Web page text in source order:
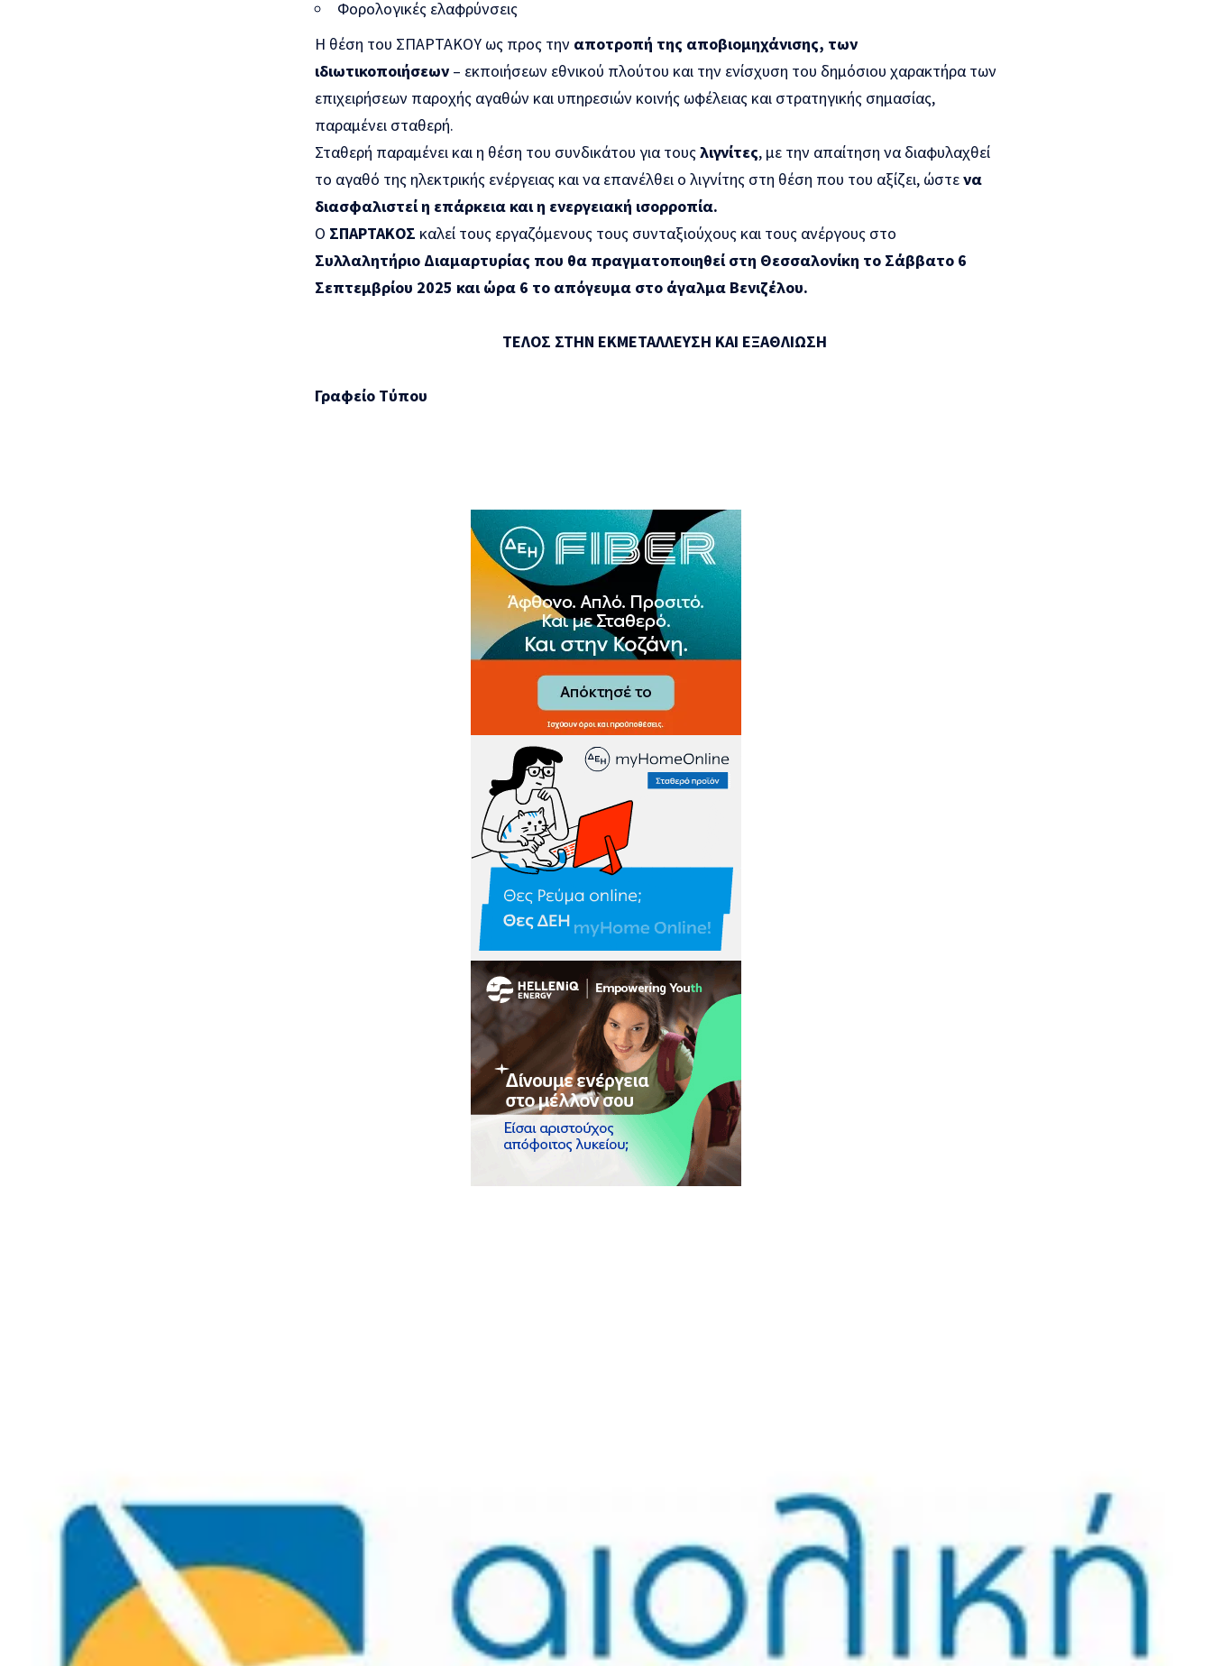
Φορολογικές ελαφρύνσεις
Η θέση του ΣΠΑΡΤΑΚΟΥ ως προς την αποτροπή της αποβιομηχάνισης, των
ιδιωτικοποιήσεων– εκποιήσεων εθνικού πλούτου και την ενίσχυση του δημόσιου χαρακτήρα των
επιχειρήσεων παροχής αγαθών και υπηρεσιών κοινής ωφέλειας και στρατηγικής σημασίας,
παραμένει σταθερή.
Σταθερή παραμένει και η θέση του συνδικάτου για τουςλιγνίτες, με την απαίτηση να διαφυλαχθεί
το αγαθό της ηλεκτρικής ενέργειας και να επανέλθει ο λιγνίτης στη θέση που του αξίζει, ώστενα
διασφαλιστεί η επάρκεια και η ενεργειακή ισορροπία.
O ΣΠΑΡΤΑΚΟΣ καλεί τους εργαζόμενους τους συνταξιούχους και τους ανέργους στο
Συλλαλητήριο Διαμαρτυρίας που θα πραγματοποιηθεί στη Θεσσαλονίκη το Σάββατο 6
Σεπτεμβρίου 2025 και ώρα 6 το απόγευμα στο άγαλμα Βενιζέλου.
ΤΕΛΟΣ ΣΤΗΝ ΕΚΜΕΤΑΛΛΕΥΣΗ ΚΑΙ ΕΞΑΘΛΙΩΣΗ
Γραφείο Τύπου